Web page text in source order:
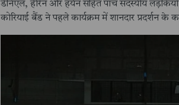
डेनिएल, हेरिन और हयेन सहित पांच सदस्यीय लड़कियों
कोरियाई बैंड ने पहले कार्यक्रम में शानदार प्रदर्शन के